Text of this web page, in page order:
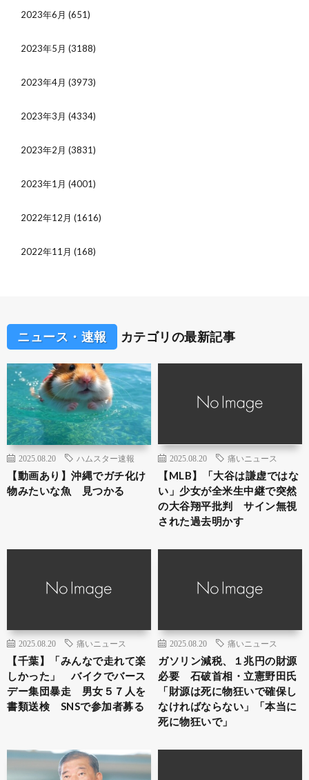
2023年6月 (651)
2023年5月 (3188)
2023年4月 (3973)
2023年3月 (4334)
2023年2月 (3831)
2023年1月 (4001)
2022年12月 (1616)
2022年11月 (168)
ニュース・速報 カテゴリの最新記事
2025.08.20 ハムスター速報
【動画あり】沖縄でガチ化け
物みたいな魚 見つかる
2025.08.20 痛いニュース
【MLB】「大谷は謙虚ではな
い」少女が全米生中継で突然
の大谷翔平批判 サイン無視
された過去明かす
2025.08.20 痛いニュース
【千葉】「みんなで走れて楽
しかった」 バイクでバース
デー集団暴走 男女５７人を
書類送検 SNSで参加者募る
2025.08.20 痛いニュース
ガソリン減税、１兆円の財源
必要 石破首相・立憲野田氏
「財源は死に物狂いで確保し
なければならない」「本当に
死に物狂いで」